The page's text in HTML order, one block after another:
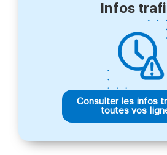
Infos
Consulter les infos
toutes vos